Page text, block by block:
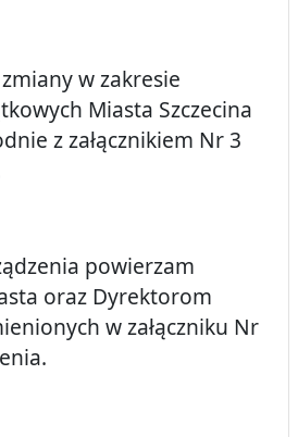
w zakresie
Miasta Szczecina
z załącznikiem Nr 3
powierzam
oraz Dyrektorom
w załączniku Nr